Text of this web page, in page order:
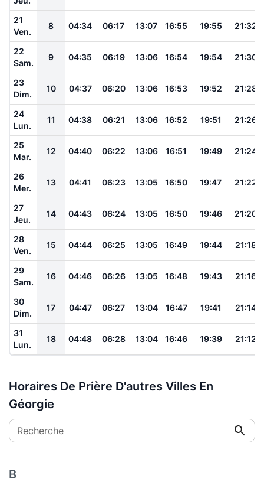
21
Ven.
8 04:34 06:17 13:07 16:55 19:55 21:32
22
Sam.
9 04:35 06:19 13:06 16:54 19:54 21:30
23
Dim.
10 04:37 06:20 13:06 16:53 19:52 21:28
24
Lun.
11 04:38 06:21 13:06 16:52 19:51 21:26
25
Mar.
12 04:40 06:22 13:06 16:51 19:49 21:24
26
Mer.
13 04:41 06:23 13:05 16:50 19:47 21:22
27
Jeu.
14 04:43 06:24 13:05 16:50 19:46 21:20
28
Ven.
15 04:44 06:25 13:05 16:49 19:44 21:18
29
Sam.
16 04:46 06:26 13:05 16:48 19:43 21:16
30
Dim.
17 04:47 06:27 13:04 16:47 19:41 21:14
31
Lun.
18 04:48 06:28 13:04 16:46 19:39 21:12
Horaires De Prière D'autres Villes En
Géorgie
Recherche
B